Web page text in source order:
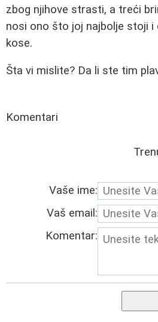
zbog njihove strasti, a treći
nosi ono što joj najbolje stoji
kose.
Šta vi mislite? Da li ste tim
Komentari
Vaše ime:
Vaš email:
Komentar: